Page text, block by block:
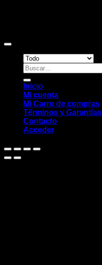
Buscar
por:
Inicio
Mi cuenta
Mi Carro de compras
Términos y Garantías
Contacto
Acceder